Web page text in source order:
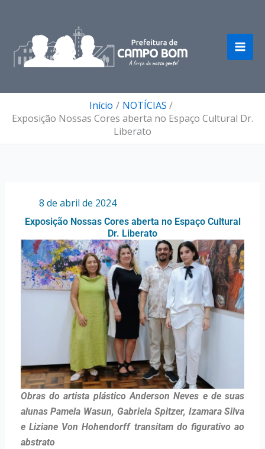
conteúdo
Início
NOTÍCIAS
Exposição Nossas Cores aberta no Espaço Cultural Dr.
Liberato
8 de abril de 2024
Exposição Nossas Cores aberta no Espaço Cultural
Dr. Liberato
Obras do artista plástico Anderson Neves e de suas
alunas Pamela Wasun, Gabriela Spitzer, Izamara Silva
e Liziane Von Hohendorff transitam do figurativo ao
abstrato